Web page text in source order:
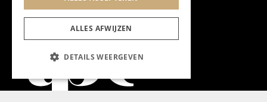
ALLES AFWIJZEN
DETAILS WEERGEVEN